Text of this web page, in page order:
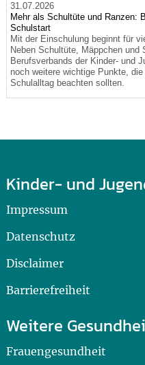
31.07.2026
Mehr als Schultüte und Ranzen:
Schulstart
Mit der Einschulung beginnt für
Neben Schultüte, Mäppchen
Berufsverbands der Kinder- und
noch weitere wichtige Punkte,
Schulalltag beachten sollten.
Kinder- und
Impressum
Datenschutz
Disclaimer
Barrierefreiheit
Weitere
Frauengesundheit